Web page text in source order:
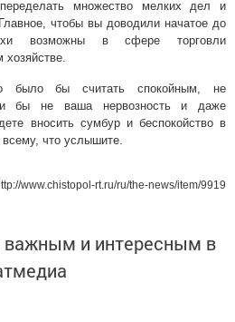
множество мелких дел и
чтобы вы доводили начатое до
возможны в сфере торговли
было бы считать спокойным, не
бы не ваша нервозность и даже
вносить сумбур и беспокойство в
что услышите.
www.chistopol-rt.ru/ru/the-news/item/9919
и интересным в